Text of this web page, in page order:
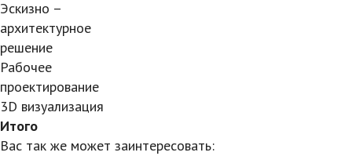
Эскизно –
архитектурное
решение
Рабочее
проектирование
3D визуализация
Итого
Вас так же может заинтересовать: